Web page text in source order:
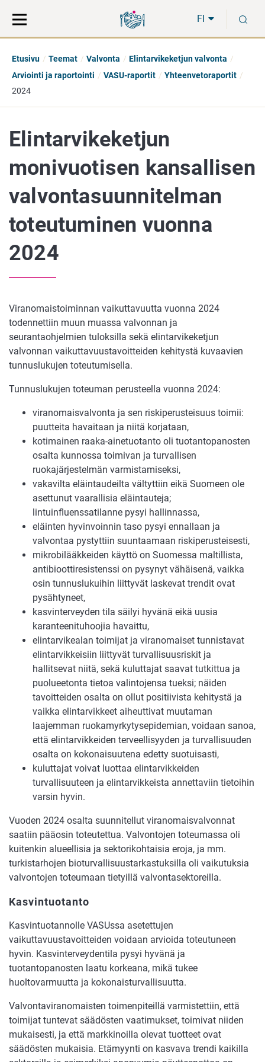
suoraan
sisältöön
koko
sivuston
FI
Etusivu Teemat Valvonta
Elintarvikeketjun valvonta
Arviointi ja raportointi
VASU-raportit
Yhteenvetoraportit
2024
Elintarvikeketjun
monivuotisen kansallisen
valvontasuunnitelman
toteutuminen vuonna
2024
Viranomaistoiminnan vaikuttavuutta vuonna 2024
todennettiin muun muassa valvonnan ja
seurantaohjelmien tuloksilla sekä elintarvikeketjun
valvonnan vaikuttavuustavoitteiden kehitystä kuvaavien
tunnuslukujen toteutumisella.
Tunnuslukujen toteuman perusteella vuonna 2024:
viranomaisvalvonta ja sen riskiperusteisuus toimii:
puutteita havaitaan ja niitä korjataan,
kotimainen raaka-ainetuotanto oli tuotantopanosten
osalta kunnossa toimivan ja turvallisen
ruokajärjestelmän varmistamiseksi,
vakavilta eläintaudeilta vältyttiin eikä Suomeen ole
asettunut vaarallisia eläintauteja;
lintuinfluenssatilanne pysyi hallinnassa,
eläinten hyvinvoinnin taso pysyi ennallaan ja
valvontaa pystyttiin suuntaamaan riskiperusteisesti,
mikrobilääkkeiden käyttö on Suomessa maltillista,
antibioottiresistenssi on pysynyt vähäisenä, vaikka
osin tunnuslukuihin liittyvät laskevat trendit ovat
pysähtyneet,
kasvinterveyden tila säilyi hyvänä eikä uusia
karanteenituhoojia havaittu,
elintarvikealan toimijat ja viranomaiset tunnistavat
elintarvikkeisiin liittyvät turvallisuusriskit ja
hallitsevat niitä, sekä kuluttajat saavat tutkittua ja
puolueetonta tietoa valintojensa tueksi; näiden
tavoitteiden osalta on ollut positiivista kehitystä ja
vaikka elintarvikkeet aiheuttivat muutaman
laajemman ruokamyrkytysepidemian, voidaan sanoa,
että elintarvikkeiden terveellisyyden ja turvallisuuden
osalta on kokonaisuutena edetty suotuisasti,
kuluttajat voivat luottaa elintarvikkeiden
turvallisuuteen ja elintarvikkeista annettaviin tietoihin
varsin hyvin.
Vuoden 2024 osalta suunnitellut viranomaisvalvonnat
saatiin pääosin toteutettua. Valvontojen toteumassa oli
kuitenkin alueellisia ja sektorikohtaisia eroja, ja mm.
turkistarhojen bioturvallisuustarkastuksilla oli vaikutuksia
valvontojen toteumaan tietyillä valvontasektoreilla.
Kasvintuotanto
Kasvintuotannolle VASUssa asetettujen
vaikuttavuustavoitteiden voidaan arvioida toteutuneen
hyvin. Kasvinterveydentila pysyi hyvänä ja
tuotantopanosten laatu korkeana, mikä tukee
huoltovarmuutta ja kokonaisturvallisuutta.
Valvontaviranomaisten toimenpiteillä varmistettiin, että
toimijat tuntevat säädösten vaatimukset, toimivat niiden
mukaisesti, ja että markkinoilla olevat tuotteet ovat
säädösten mukaisia. Etämyynti on kasvava trendi kaikilla